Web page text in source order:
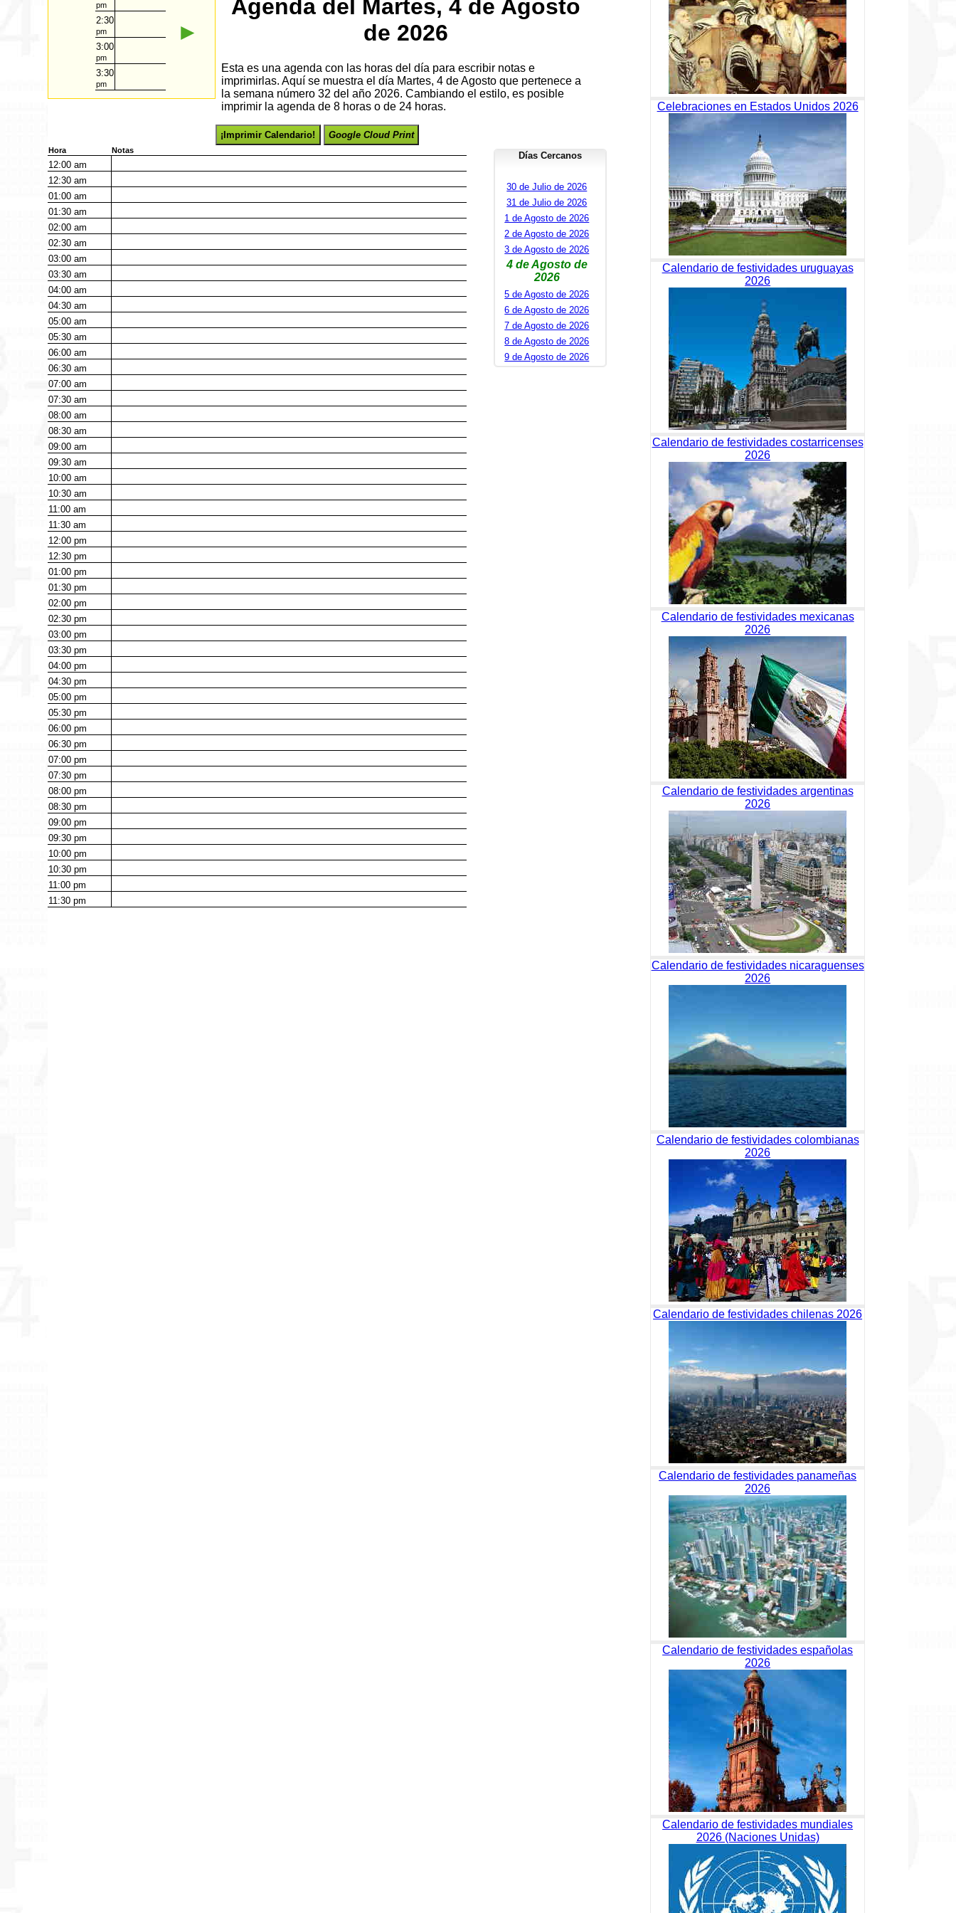
pm
2:30
pm
3:00
pm
3:30
pm
►
Agenda del Martes, 4 de Agosto
de 2026
Esta es una agenda con las horas del día para escribir notas e
imprimirlas. Aquí se muestra el día Martes, 4 de Agosto que pertenece a
la semana número 32 del año 2026. Cambiando el estilo, es posible
imprimir la agenda de 8 horas o de 24 horas.
¡Imprimir Calendario! Google Cloud Print
Hora Notas
12:00am
12:30am
01:00am
01:30am
02:00am
02:30am
03:00am
03:30am
04:00am
04:30am
05:00am
05:30am
06:00am
06:30am
07:00am
07:30am
08:00am
08:30am
09:00am
09:30am
10:00am
10:30am
11:00am
11:30am
12:00pm
12:30pm
01:00pm
01:30pm
02:00pm
02:30pm
03:00pm
03:30pm
04:00pm
04:30pm
05:00pm
05:30pm
06:00pm
06:30pm
07:00pm
07:30pm
08:00pm
08:30pm
09:00pm
09:30pm
10:00pm
10:30pm
11:00pm
11:30pm
Días Cercanos
30 de Julio de 2026
31 de Julio de 2026
1 de Agosto de 2026
2 de Agosto de 2026
3 de Agosto de 2026
4 de Agosto de
2026
5 de Agosto de 2026
6 de Agosto de 2026
7 de Agosto de 2026
8 de Agosto de 2026
9 de Agosto de 2026
Celebraciones en Estados Unidos 2026
Calendario de festividades uruguayas
2026
Calendario de festividades costarricenses
2026
Calendario de festividades mexicanas
2026
Calendario de festividades argentinas
2026
Calendario de festividades nicaraguenses
2026
Calendario de festividades colombianas
2026
Calendario de festividades chilenas 2026
Calendario de festividades panameñas
2026
Calendario de festividades españolas
2026
Calendario de festividades mundiales
2026 (Naciones Unidas)